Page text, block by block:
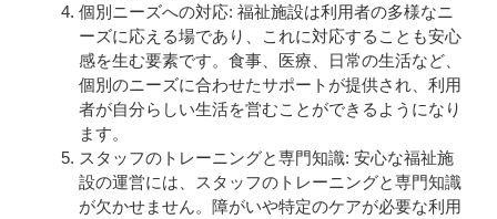
個別ニーズへの対応: 福祉施設は利用者の多様なニ
ーズに応える場であり、これに対応することも安心
感を生む要素です。食事、医療、日常の生活など、
個別のニーズに合わせたサポートが提供され、利用
者が自分らしい生活を営むことができるようになり
ます。
スタッフのトレーニングと専門知識: 安心な福祉施
設の運営には、スタッフのトレーニングと専門知識
が欠かせません。障がいや特定のケアが必要な利用